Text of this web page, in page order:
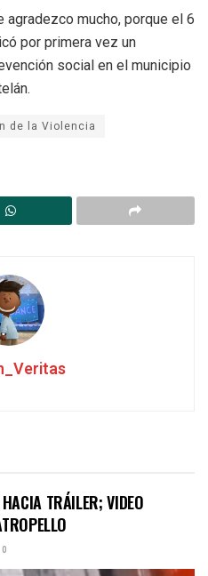
agradezco mucho, porque el 6
por primera vez un
social en el municipio
de la Violencia
TRÁILER; VIDEO
0